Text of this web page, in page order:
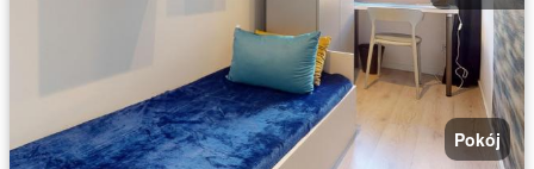
Pokój